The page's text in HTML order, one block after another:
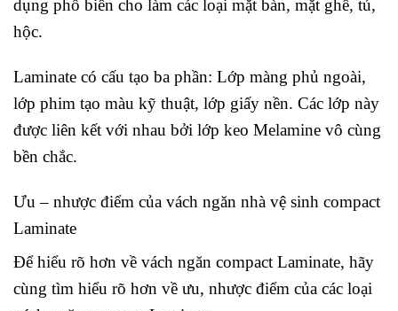
dụng phổ biến cho làm các loại mặt bàn, mặt ghế, tủ,
hộc.
Laminate có cấu tạo ba phần: Lớp màng phủ ngoài,
lớp phim tạo màu kỹ thuật, lớp giấy nền. Các lớp này
được liên kết với nhau bởi lớp keo Melamine vô cùng
bền chắc.
Ưu – nhược điểm của vách ngăn nhà vệ sinh compact
Laminate
Để hiểu rõ hơn về vách ngăn compact Laminate, hãy
cùng tìm hiểu rõ hơn về ưu, nhược điểm của các loại